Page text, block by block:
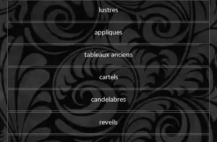
lustres
appliques
tableaux anciens
cartels
candelabres
reveils